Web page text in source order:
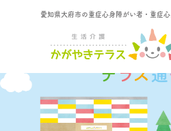
愛知県大府市の重症心身障がい者・重症